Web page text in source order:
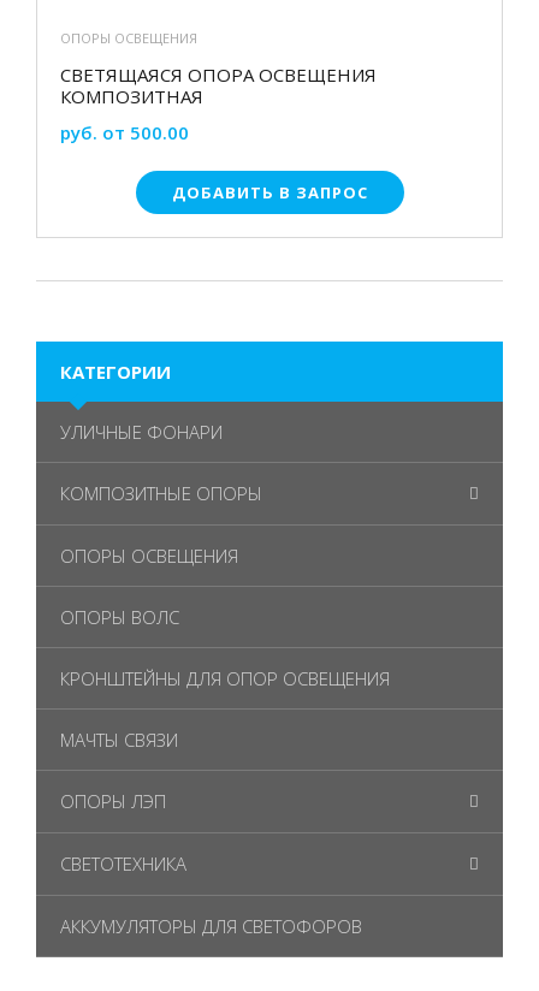
ОПОРЫ ОСВЕЩЕНИЯ
СВЕТЯЩАЯСЯ ОПОРА ОСВЕЩЕНИЯ
КОМПОЗИТНАЯ
руб. от 500.00
ДОБАВИТЬ В ЗАПРОС
КАТЕГОРИИ
УЛИЧНЫЕ ФОНАРИ
КОМПОЗИТНЫЕ ОПОРЫ
ОПОРЫ ОСВЕЩЕНИЯ
ОПОРЫ ВОЛС
КРОНШТЕЙНЫ ДЛЯ ОПОР ОСВЕЩЕНИЯ
МАЧТЫ СВЯЗИ
ОПОРЫ ЛЭП
СВЕТОТЕХНИКА
АККУМУЛЯТОРЫ ДЛЯ СВЕТОФОРОВ